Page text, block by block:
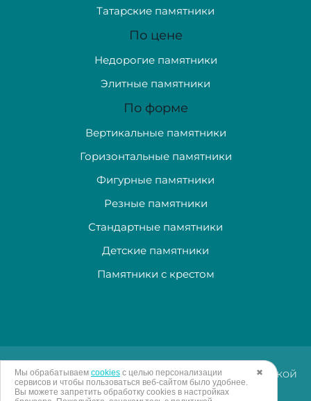
Татарские памятники
По цене
Недорогие памятники
Элитные памятники
По форме
Вертикальные памятники
Горизонтальные памятники
Фигурные памятники
Резные памятники
Стандартные памятники
Детские памятники
Памятники с крестом
✖
Мы обрабатываем cookies с целью персонализации
сервисов и чтобы пользоваться веб-сайтом было удобнее.
Вы можете запретить обработку сookies в настройках
Изготовление и доставка памятников в Тульской
области. © "Гранитная лавка" 2005 - 2026